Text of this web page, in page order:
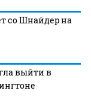
со Шнайдер на
выйти в